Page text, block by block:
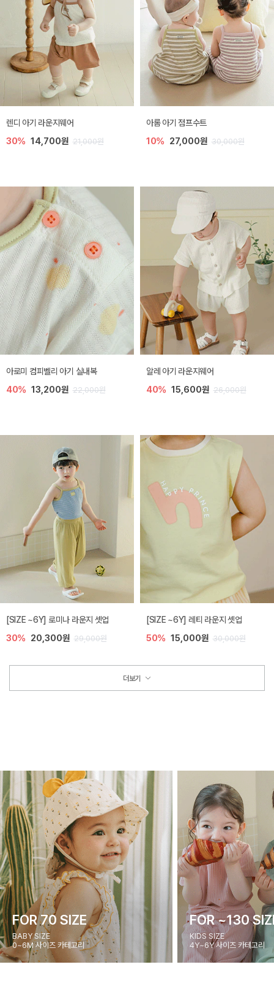
렌디 아기 라운지웨어
30% 14,700원 21,000원
아롬 아기 점프수트
10% 27,000원 30,000원
아로미 컴피벨리 아기 실내복
40% 13,200원 22,000원
알레 아기 라운지웨어
40% 15,600원 26,000원
[SIZE ~6Y] 로미나 라운지 셋업
30% 20,300원 29,000원
[SIZE ~6Y] 레티 라운지 셋업
50% 15,000원 30,000원
더보기
FOR 70 SIZE
BABY SIZE
0~6M 사이즈 카테고리
FOR ~130
KIDS SIZE
4Y~6Y 사이즈 카테고리